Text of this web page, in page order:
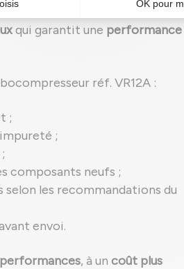
termes, celui-ci a été
qui garantit une performance
réf. VR12A :
;
;
composants neufs ;
les recommandations du
envoi.
performances, à un coût plus